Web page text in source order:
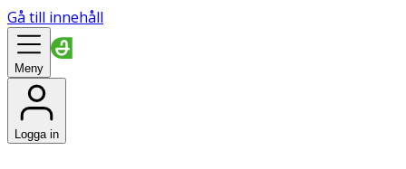
Gå till innehåll
Meny
Logga in